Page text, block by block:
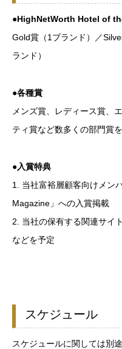
●HighNetWorth Hotel of
Gold賞（1ブランド）／
ランド）
●各種賞
メンズ賞、レディース賞、
ティ賞など数多くの部門賞
●入賞特典
1. 当社富裕層顧客向けメン
Magazine」への入賞掲載
2. 当社の保有する関連サイ
などを予定
スケジュール
スケジュールに関しては別